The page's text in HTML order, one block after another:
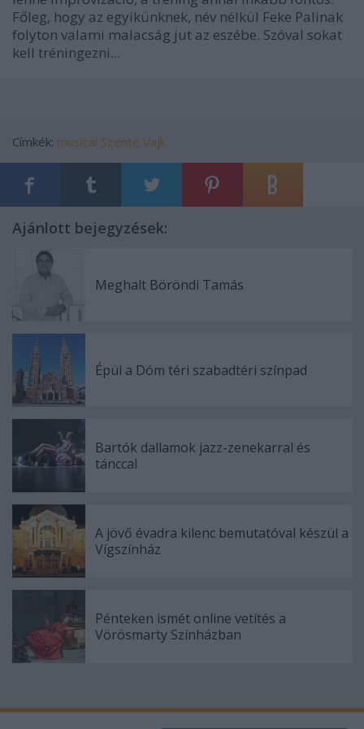
Főleg, hogy az egyikünknek, név nélkül Feke Palinak
folyton valami malacság jut az eszébe. Szóval sokat
kell tréningezni...
Címkék: musical Szente Vajk
Ajánlott bejegyzések:
Meghalt Böröndi Tamás
Épül a Dóm téri szabadtéri színpad
Bartók dallamok jazz-zenekarral és
tánccal
A jövő évadra kilenc bemutatóval készül a
Vígszínház
Pénteken ismét online vetítés a
Vörösmarty Színházban